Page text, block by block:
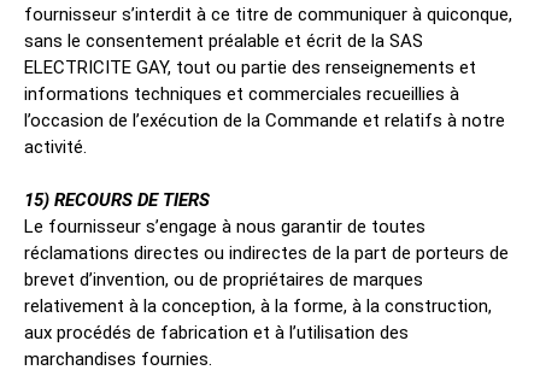
fournisseur s’interdit à ce titre de communiquer à quiconque,
sans le consentement préalable et écrit de la SAS
ELECTRICITE GAY, tout ou partie des renseignements et
informations techniques et commerciales recueillies à
l’occasion de l’exécution de la Commande et relatifs à notre
activité.
15) RECOURS DE TIERS
Le fournisseur s’engage à nous garantir de toutes
réclamations directes ou indirectes de la part de porteurs de
brevet d’invention, ou de propriétaires de marques
relativement à la conception, à la forme, à la construction,
aux procédés de fabrication et à l’utilisation des
marchandises fournies.